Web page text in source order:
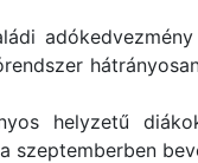
adókedvezmény
helyzetű
szeptemberben